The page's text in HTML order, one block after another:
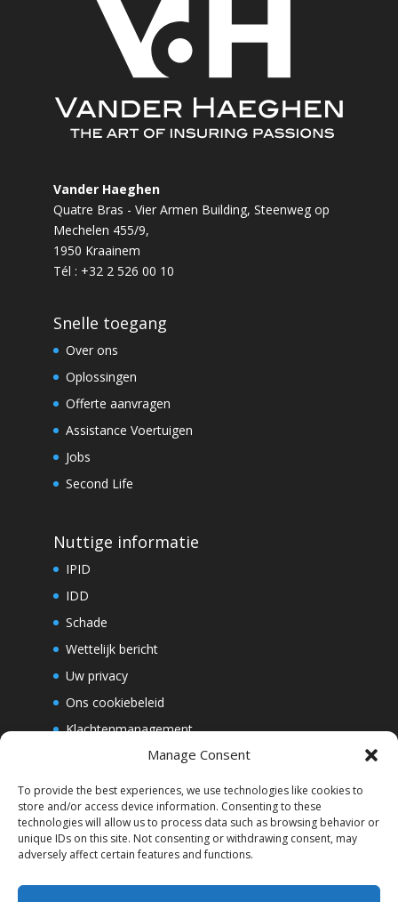
Manage Consent
To provide the best experiences, we use technologies like cookies to
store and/or access device information. Consenting to these
technologies will allow us to process data such as browsing behavior or
unique IDs on this site. Not consenting or withdrawing consent, may
adversely affect certain features and functions.
Vander Haeghen
Quatre Bras - Vier Armen Building, Steenweg op
Mechelen 455/9,
1950 Kraainem
Tél : +32 2 526 00 10
Snelle toegang
Over ons
Oplossingen
Offerte aanvragen
Assistance Voertuigen
Jobs
Second Life
Nuttige informatie
IPID
IDD
Schade
Wettelijk bericht
Uw privacy
Ons cookiebeleid
Klachtenmanagement
Whistleblowing
Abonneer u op onze nieuwsbrief